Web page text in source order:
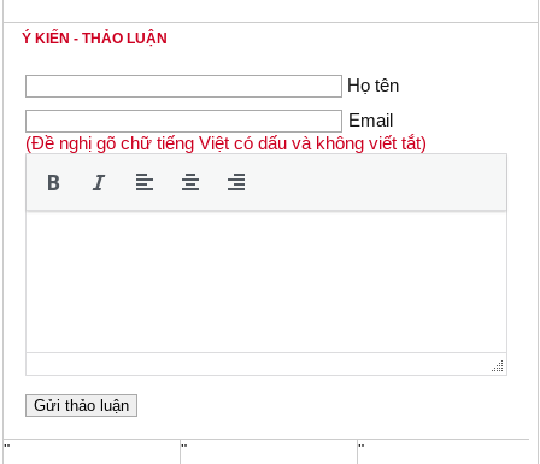
Ý KIẾN - THẢO LUẬN
Họ tên
Email
(Đề nghị gõ chữ tiếng Việt có dấu và không viết tắt)
" " "